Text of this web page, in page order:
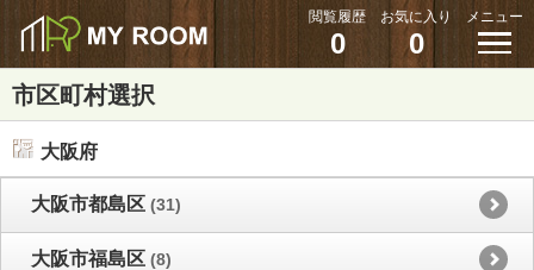
閲覧履歴
0
お気に入り
0
メニュー
市区町村選択
大阪府
大阪市都島区 (31)
大阪市福島区 (8)